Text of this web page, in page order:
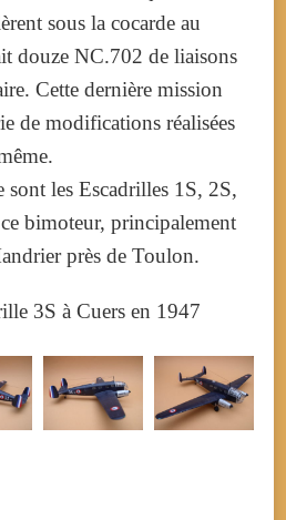
sous la cocarde au
douze NC.702 de liaisons
Cette dernière mission
de modifications réalisées
sont les Escadrilles 1S, 2S,
bimoteur, principalement
près de Toulon.
3S à Cuers en 1947